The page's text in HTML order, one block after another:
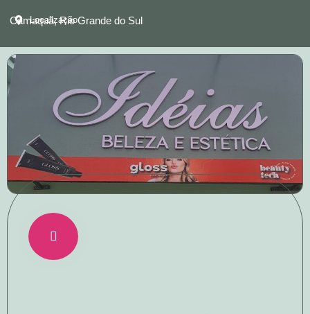
Camaquã, Rio Grande do Sul
Localização